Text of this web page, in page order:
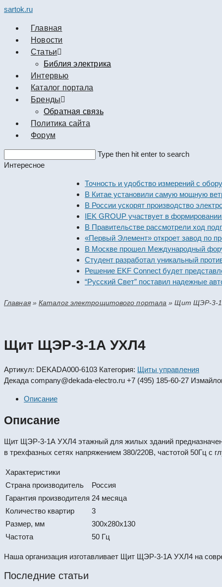
sartok.ru
Главная
Новости
Cтатьи
Библия электрика
Интервью
Каталог портала
Бренды
Обратная связь
Политика сайта
Форум
this
Type then hit enter to search
Интересное
Точность и удобство измерений с
В Китае установили самую
В России ускорят производство
IEK GROUP участвует в
В Правительстве рассмотрели
«Первый Элемент» откроет завод
В Москве прошел Международный
Студент разработал уникальный
Решение EKF Connect будет
“Русский Свет” поставил
Главная»Каталог электрощитового портала »Щит ЩЭР-3-
Щит ЩЭР-3-1А УХЛ4
Артикул: DEKADA000-6103 Категория: Щиты управления
Декада company@dekada-electro.ru +7 (495) 185-60-27
Описание
Описание
Щит ЩЭР-3-1А УХЛ4 этажный для жилых зданий предназначен
в трехфазных сетях напряжением 380/220В, частотой 50Гц с
Характеристики
Страна производитель
Россия
Гарантия производителя 24 месяца
Количество квартир
3
Размер, мм
300x280x130
Частота
50 Гц
Наша организация изготавливает Щит ЩЭР-3-1А УХЛ4 на
Последние статьи